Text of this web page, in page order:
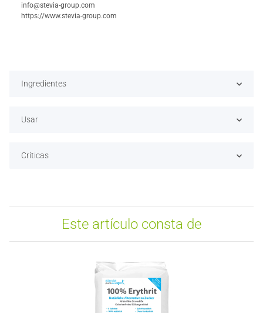
info@stevia-group.com
https://www.stevia-group.com
Ingredientes
Usar
Críticas
Este artículo consta de